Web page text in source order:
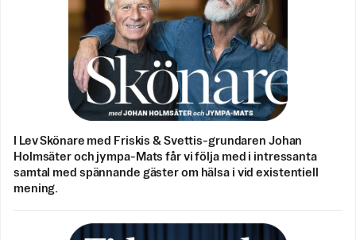
I Lev Skönare med Friskis & Svettis-grundaren Johan
Holmsäter och jympa-Mats får vi följa med i intressanta
samtal med spännande gäster om hälsa i vid existentiell
mening.